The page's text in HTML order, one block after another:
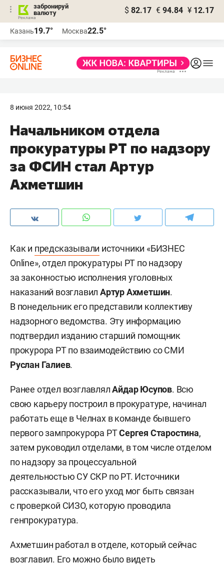
забронируй
валюту
$ 82.17 € 94.84 ¥ 12.17
Казань19.7° Москва22.5°
8 июня 2022, 10:54
Начальником отдела
прокуратуры РТ по надзору
за ФСИН стал Артур
Ахметшин
Как и предсказывали источники «БИЗНЕС
Online», отдел прокуратуры РТ по надзору
за законностью исполнения уголовных
наказаний возглавилАртур Ахметшин.
В понедельник его представили коллективу
надзорного ведомства. Эту информацию
подтвердил изданию старший помощник
прокурора РТ по взаимодействию со СМИ
Руслан Галиев.
Ранее отдел возглавлялАйдар Юсупов. Всю
свою карьеру построил в прокуратуре, начинал
работать еще в Челнах в команде бывшего
первого зампрокурора РТСергея Старостина,
затем руководил отделами, в том числе отделом
по надзору за процессуальной
деятельностью СУ СКР по РТ. Источники
рассказывали, что его уход мог быть связан
с проверкой СИЗО, которую проводила
генпрокуратура.
Ахметшин работал в отделе, который сейчас
возглавил. Его можно было видеть